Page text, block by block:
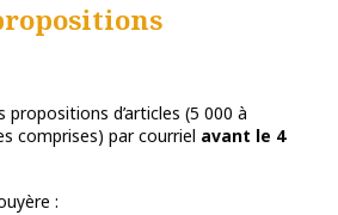
propositions d’articles (5 000 à
comprises) par courriel avant le 4
: